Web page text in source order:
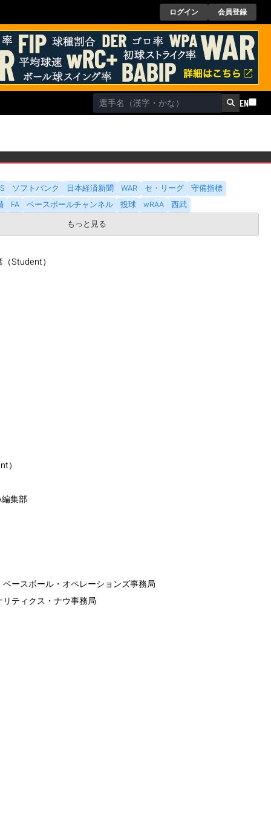
ログイン 会員登録
EN
ソフトバンク 日本経済新聞 WAR セ・リーグ
守備指標
FA ベースボールチャンネル 投球 wRAA
西武
もっと見る
Student）
）
集部
ベースボール・オペレーションズ事務局
ティクス・ナウ事務局